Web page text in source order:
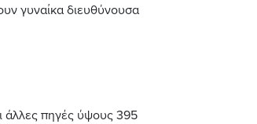
γυναίκα διευθύνουσα
άλλες πηγές ύψους 395